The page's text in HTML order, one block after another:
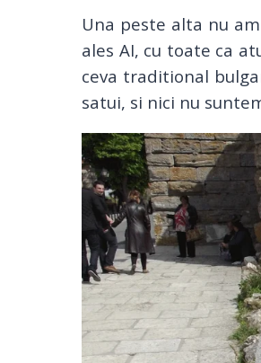
Una peste alta nu
ales AI, cu toate ca
ceva traditional
satui, si nici nu